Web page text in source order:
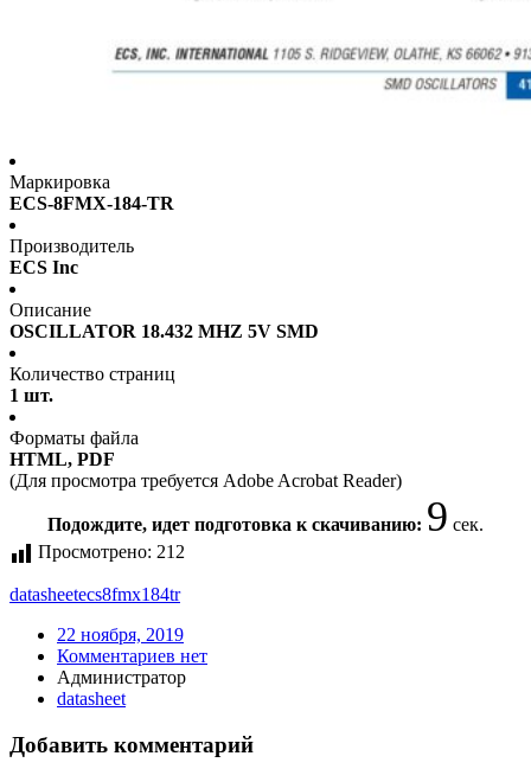
Маркировка
ECS-8FMX-184-TR
Производитель
ECS Inc
Описание
OSCILLATOR 18.432 MHZ 5V SMD
Количество страниц
1 шт.
Форматы файла
HTML, PDF
(Для просмотра требуется Adobe Acrobat Reader)
Подождите, идет подготовка к скачиванию: 9 сек.
Просмотрено: 212
datasheetecs8fmx184tr
22 ноября, 2019
Комментариев нет
Администратор
datasheet
Добавить комментарий